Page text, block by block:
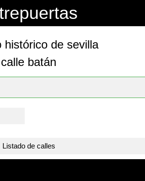
histórico de sevilla
calle batán
Listado de calles